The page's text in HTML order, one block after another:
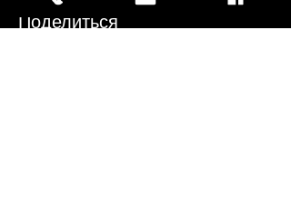
Поделиться